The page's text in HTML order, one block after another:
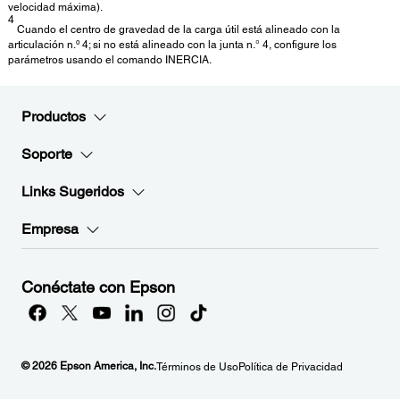
velocidad máxima).
4
Cuando el centro de gravedad de la carga útil está alineado con la
articulación n.º 4; si no está alineado con la junta n.° 4, configure los
parámetros usando el comando INERCIA.
Productos
Soporte
Links Sugeridos
Empresa
Conéctate con Epson
© 2026 Epson America, Inc.Términos de UsoPolítica de Privacidad